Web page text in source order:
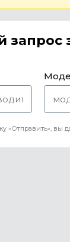
запрос
«Отправить», вы